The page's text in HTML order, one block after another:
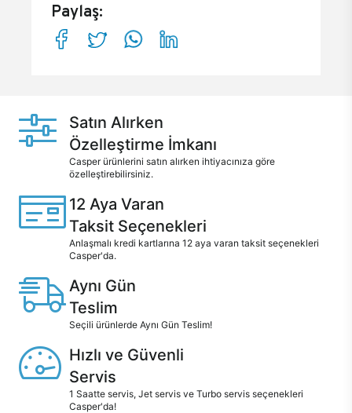
Paylaş:
Satın Alırken
Özelleştirme İmkanı
Casper ürünlerini satın alırken ihtiyacınıza göre
özelleştirebilirsiniz.
12 Aya Varan
Taksit Seçenekleri
Anlaşmalı kredi kartlarına 12 aya varan taksit seçenekleri
Casper'da.
Aynı Gün
Teslim
Seçili ürünlerde Aynı Gün Teslim!
Hızlı ve Güvenli
Servis
1 Saatte servis, Jet servis ve Turbo servis seçenekleri
Casper'da!